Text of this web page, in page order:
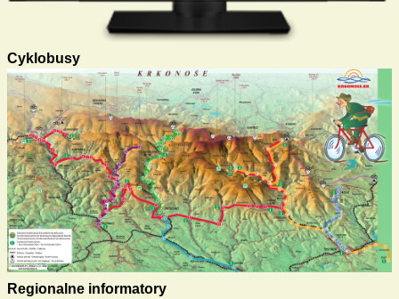
Cyklobusy
Regionalne informatory